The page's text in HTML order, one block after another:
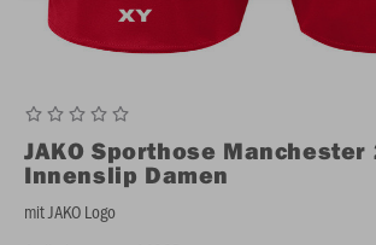
JAKO Sporthose Manchester
Innenslip Damen
mit JAKO Logo